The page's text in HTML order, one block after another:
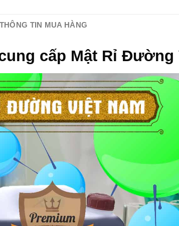
THÔNG TIN MUA HÀNG
cấp Mật Rỉ Đường